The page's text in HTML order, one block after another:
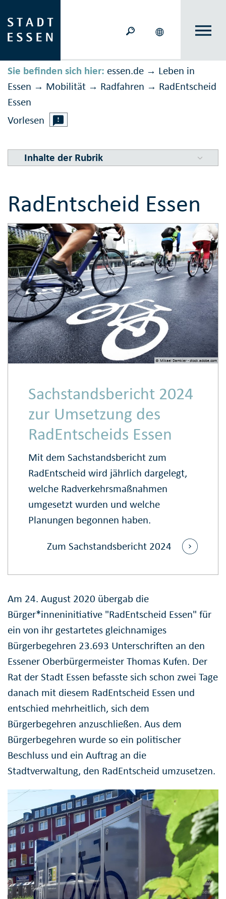
Sie befinden sich hier: essen.de → Leben in
Essen → Mobilität → Rad­fahren → RadEntscheid
Essen
Vorlesen
Inhalte der Rubrik
RadEntscheid Essen
© Mikael Damkier - stock.adobe.com
Sachstandsbericht 2024
zur Umsetzung des
RadEntscheids Essen
Mit dem Sachstandsbericht zum
RadEntscheid wird jährlich dargelegt,
welche Radverkehrsmaßnahmen
umgesetzt wurden und welche
Planungen begonnen haben.
Zum Sachstandsbericht 2024
Am 24. August 2020 übergab die
Bürger*inneninitiative "RadEntscheid Essen" für
ein von ihr gestartetes gleichnamiges
Bürgerbegehren 23.693 Unterschriften an den
Essener Oberbürgermeister Thomas Kufen. Der
Rat der Stadt Essen befasste sich schon zwei Tage
danach mit diesem RadEntscheid Essen und
entschied mehrheitlich, sich dem
Bürgerbegehren anzuschließen. Aus dem
Bürgerbegehren wurde so ein politischer
Beschluss und ein Auftrag an die
Stadtverwaltung, den RadEntscheid umzusetzen.